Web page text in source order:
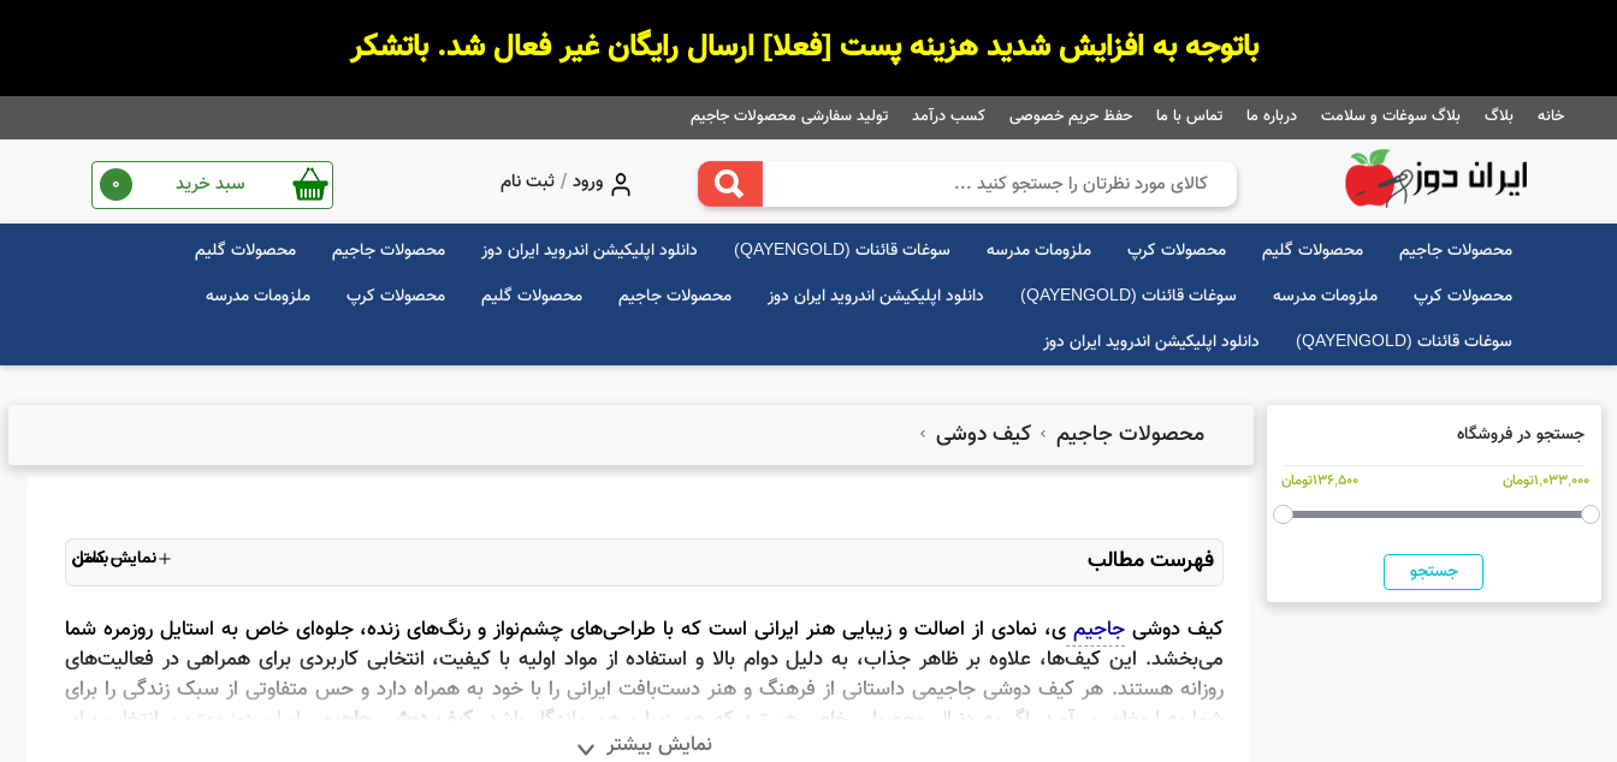
باتوجه به افزایش شدید هزینه پست [فعلا] ارسال رایگان غیر فعال شد. باتشکر
خانه بلاگ بلاگ سوغات و سلامت درباره ما تماس با ما حفظ حریم‌ خصوصی کسب درآمد تولید سفارشی محصولات جاجیم
سبد خرید 0 ورود / ثبت نام
محصولات جاجیم محصولات گلیم محصولات کرپ ملزومات مدرسه سوغات قائنات (QAYENGOLD) دانلود اپلیکیشن اندروید ایران دوز محصولات جاجیم
محصولات گلیم
محصولات کرپ
ملزومات مدرسه سوغات قائنات (QAYENGOLD) دانلود اپلیکیشن اندروید ایران دوز محصولات جاجیم محصولات گلیم محصولات کرپ
ملزومات مدرسه
سوغات قائنات (QAYENGOLD)
دانلود اپلیکیشن اندروید ایران دوز
جستجو در فروشگاه
1,033,000تومان 136,500تومان
جستجو
محصولات جاجیم کیف دوشی
بستن
نمایش کامل
خرید کیف دوشی جاجیم
قیمت کیف دوشی جاجیم
کیف دوشیجاجیمی، نمادی از اصالت و زیبایی هنر ایرانی است که با طراحی‌های چشم‌نواز و رنگ‌های زنده، جلوه‌ای خاص به استایل روزمره شما
می‌بخشد. این کیف‌ها، علاوه بر ظاهر جذاب، به دلیل دوام بالا و استفاده از مواد اولیه با کیفیت، انتخابی کاربردی برای همراهی در فعالیت‌های
روزانه هستند. هر کیف دوشی جاجیمی داستانی از فرهنگ و هنر دست‌بافت ایرانی را با خود به همراه دارد و حس متفاوتی از سبک زندگی را برای
شما به ارمغان می‌آورد. اگر به دنبال محصولی خاص هستید که هم زیبا و هم ماندگار باشد،کیف دوشی جاجیمی ایران دوز
بهترین انتخاب برای
نمایش بیشتر